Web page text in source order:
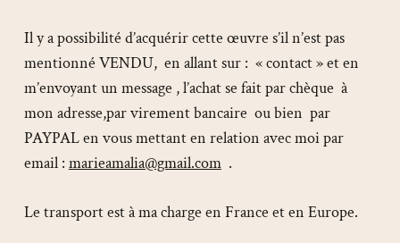
Il y a possibilité d’acquérir cette œuvre s’il n’est pas
mentionné VENDU, en allant sur : « contact » et en
m’envoyant un message , l’achat se fait par chèque à
mon adresse,par virement bancaire ou bien par
PAYPAL en vous mettant en relation avec moi par
email : marieamalia@gmail.com.
Le transport est à ma charge en France et en Europe.